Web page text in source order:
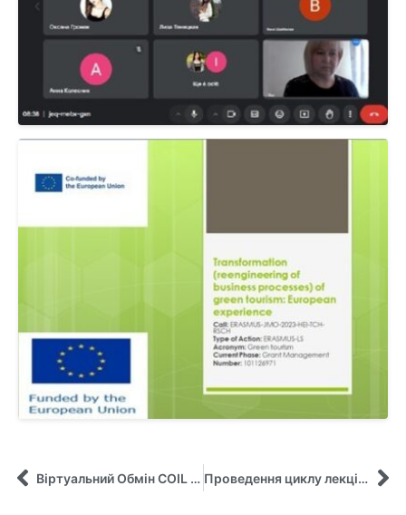
Віртуальний Обмін COIL Розпочато: Нова Ера Міжнародної Мобільності Проведення циклу лекцій з курсу «Цифровізація зеленого туризму: Єропейський досвід» в рамках проекту Жана Моне (№101126971 – Green tourism – ERASMUS-JMO-2023-HEI-TCH-RSCH – «European practices of green tourism and its transformation in the post-war recons